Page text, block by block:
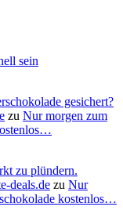
sein
gesichert?
zu Nur morgen zum
zu plündern.
deals.de zu Nur
kostenlos…